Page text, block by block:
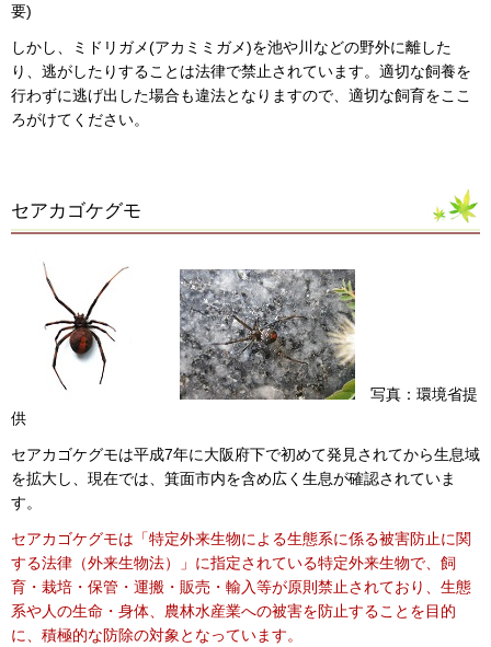
要)
しかし、ミドリガメ(アカミミガメ)を池や川などの野外に離した
り、逃がしたりすることは法律で禁止されています。適切な飼養を
行わずに逃げ出した場合も違法となりますので、適切な飼育をここ
ろがけてください。
セアカゴケグモ
写真：環境省提
供
セアカゴケグモは平成7年に大阪府下で初めて発見されてから生息域
を拡大し、現在では、箕面市内を含め広く生息が確認されていま
す。
セアカゴケグモは「特定外来生物による生態系に係る被害防止に関
する法律（外来生物法）」に指定されている特定外来生物で、飼
育・栽培・保管・運搬・販売・輸入等が原則禁止されており、生態
系や人の生命・身体、農林水産業への被害を防止することを目的
に、積極的な防除の対象となっています。